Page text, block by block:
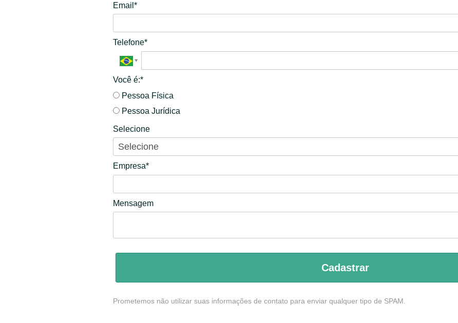
Email*
Telefone*
Você é:*
Pessoa Física
Pessoa Jurídica
Selecione
Empresa*
Mensagem
Cadastrar
Prometemos não utilizar suas informações de contato para enviar qualquer tipo de SPAM.